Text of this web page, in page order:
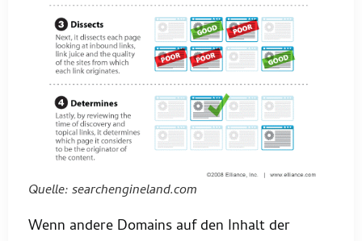
Quelle: searchengineland.com
Wenn andere Domains auf den Inhalt der